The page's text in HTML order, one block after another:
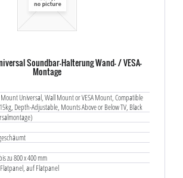
Soundbar-Halterung Wand- / VESA-
Montage
Universal, Wall Mount or VESA Mount, Compatible
Depth-Adjustable, Mounts Above or Below TV, Black
zu 800 x 400 mm
auf Flatpanel